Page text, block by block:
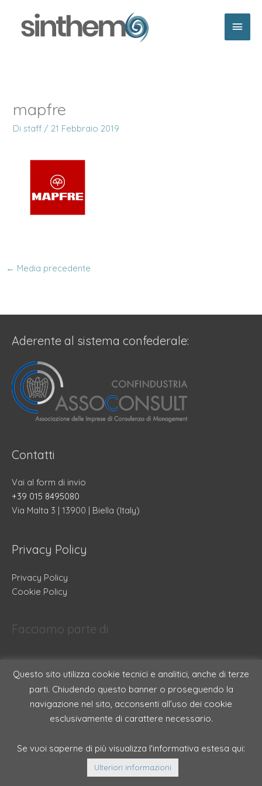
contenuto
mapfre
Distaff / 21 Febbraio 2019
← Media precedente
Aderente al sistema confederale:
Contatti
Vai al form di invio
+39 015 8495080
Via Malta 3 | 13900 | Biella (Italy)
Privacy Policy
Privacy Policy
Cookie Policy
Facciamo parte di
Copyright © 2026Sinthema- P.IVA 01938890025 | REA BI
174011 PEC sinthema@legalmail.it AUT. MIN 5772 | AUT.MIN
Questo sito utilizza cookie tecnici e analitici, anche di terze
parti. Chiudendo questo banner o proseguendo la
navigazione nel sito, acconsenti all’uso dei cookie
esclusivamente di carattere necessario.
Se vuoi saperne di più visualizza l'informativa estesa qui:
Ulteriori informazioni